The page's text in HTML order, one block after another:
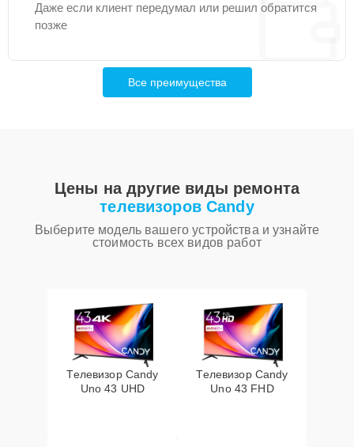
Даже если клиент передумал или решил обратится
позже
Все преимущества
Цены на другие виды ремонта
телевизоров Candy
Выберите модель вашего устройства и узнайте
стоимость всех видов работ
Телевизор Candy
Uno 43 UHD
Телевизор Candy
Uno 43 FHD